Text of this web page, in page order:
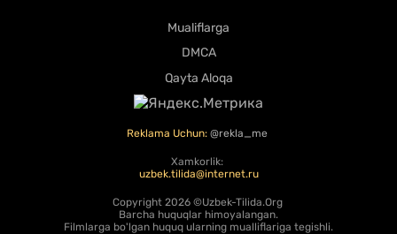
Mualiflarga
DMCA
Qayta Aloqa
Reklama Uchun: @rekla_me
Xamkorlik:
uzbek.tilida@internet.ru
Copyright 2026 ©Uzbek-Tilida.Org
Barcha huquqlar himoyalangan.
Filmlarga bo'lgan huquq ularning mualliflariga tegishli.